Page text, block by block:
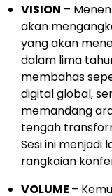
VISION –
akan
yang akan
dalam lima
membahas
digital global,
memandang
tengah
Sesi ini menjadi
rangkaian
VOLUME –